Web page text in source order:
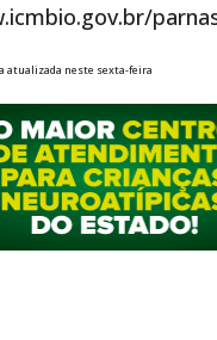
atualizada neste sexta-feira